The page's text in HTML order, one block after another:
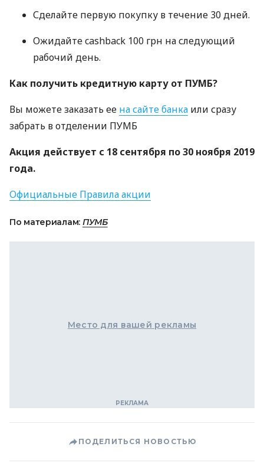
Сделайте первую покупку в течение 30 дней.
Ожидайте cashback 100 грн на следующий
рабочий день.
Как получить кредитную карту от ПУМБ?
Вы можете заказать ее на сайте банка или сразу
забрать в отделении ПУМБ
Акция действует с 18 сентября по 30 ноября 2019
года.
Официальные Правила акции
По материалам: ПУМБ
Место для вашей рекламы
ПОДЕЛИТЬСЯ НОВОСТЬЮ